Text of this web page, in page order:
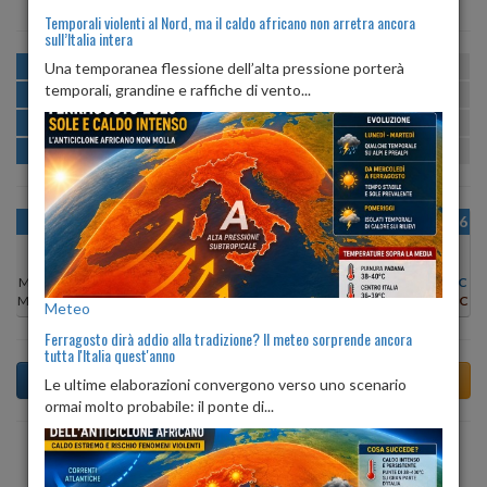
MATTINA min:20º max:27º U:
POMERIGGIO min:28º max:30º
SERA min:26º max:32º U:71% 75%
NOTTE min: 21º max:24º U:81%
OGGI
Min:
28°C
Max:30°C
MAR 11
Min:
Max:29°C
MER 12
Min:27°C
Max:28°C
GIO 13
Min:
27°C
Max:28°C
VEN 14
Max:28°C
SAB 15
Min:27°C
Max:29°C
DOM 16
28°C
Max:30°C
Previsioni del Tempo a Terno d'Isola tra 6 giorni
Temporali violenti al Nord, ma il caldo africano non arretra ancora
sull’Italia intera
Una temporanea flessione dell’alta pressione porterà
temporali, grandine e raffiche di vento...
Meteo
Ferragosto dirà addio alla tradizione? Il meteo sorprende ancora
tutta l'Italia quest'anno
Le ultime elaborazioni convergono verso uno scenario
ormai molto probabile: il ponte di...